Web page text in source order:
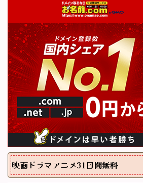
映画ドラマアニメ31日間無料